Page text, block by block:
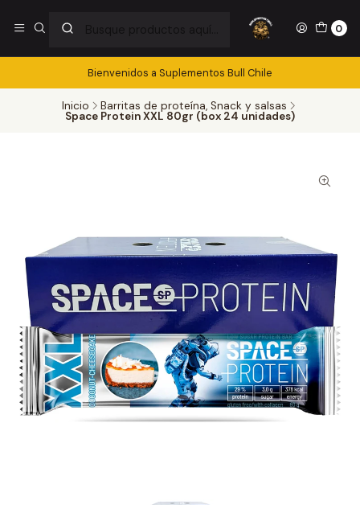
0
Bienvenidos a Suplementos Bull Chile
Inicio Barritas de proteína, Snack y salsas
Space Protein XXL 80gr (box 24 unidades)